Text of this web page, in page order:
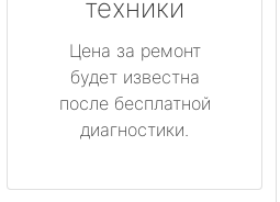
техники
Цена за ремонт
будет известна
после бесплатной
диагностики.